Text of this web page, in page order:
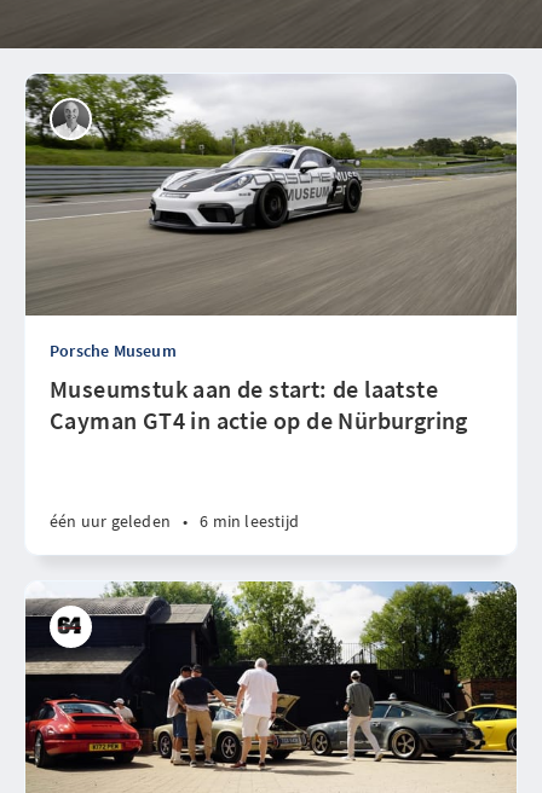
Porsche Museum
Museumstuk aan de start: de laatste
Cayman GT4 in actie op de Nürburgring
één uur geleden • 6 min leestijd